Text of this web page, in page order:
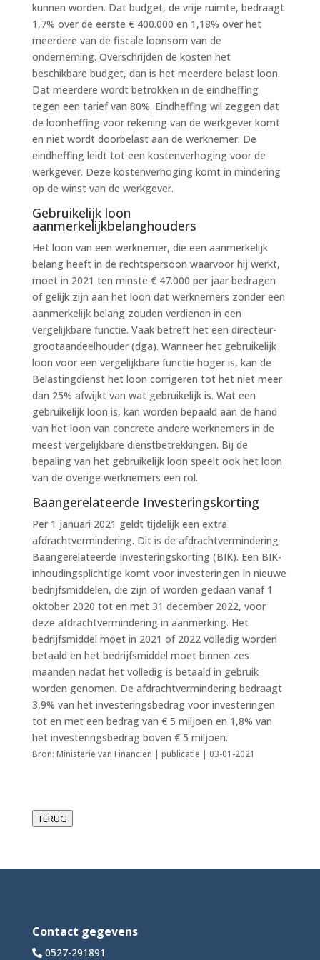
kunnen worden. Dat budget, de vrije ruimte, bedraagt
1,7% over de eerste € 400.000 en 1,18% over het
meerdere van de fiscale loonsom van de
onderneming. Overschrijden de kosten het
beschikbare budget, dan is het meerdere belast loon.
Dat meerdere wordt betrokken in de eindheffing
tegen een tarief van 80%. Eindheffing wil zeggen dat
de loonheffing voor rekening van de werkgever komt
en niet wordt doorbelast aan de werknemer. De
eindheffing leidt tot een kostenverhoging voor de
werkgever. Deze kostenverhoging komt in mindering
op de winst van de werkgever.
Gebruikelijk loon
aanmerkelijkbelanghouders
Het loon van een werknemer, die een aanmerkelijk
belang heeft in de rechtspersoon waarvoor hij werkt,
moet in 2021 ten minste € 47.000 per jaar bedragen
of gelijk zijn aan het loon dat werknemers zonder een
aanmerkelijk belang zouden verdienen in een
vergelijkbare functie. Vaak betreft het een directeur-
grootaandeelhouder (dga). Wanneer het gebruikelijk
loon voor een vergelijkbare functie hoger is, kan de
Belastingdienst het loon corrigeren tot het niet meer
dan 25% afwijkt van wat gebruikelijk is. Wat een
gebruikelijk loon is, kan worden bepaald aan de hand
van het loon van concrete andere werknemers in de
meest vergelijkbare dienstbetrekkingen. Bij de
bepaling van het gebruikelijk loon speelt ook het loon
van de overige werknemers een rol.
Baangerelateerde Investeringskorting
Per 1 januari 2021 geldt tijdelijk een extra
afdrachtvermindering. Dit is de afdrachtvermindering
Baangerelateerde Investeringskorting (BIK). Een BIK-
inhoudingsplichtige komt voor investeringen in nieuwe
bedrijfsmiddelen, die zijn of worden gedaan vanaf 1
oktober 2020 tot en met 31 december 2022, voor
deze afdrachtvermindering in aanmerking. Het
bedrijfsmiddel moet in 2021 of 2022 volledig worden
betaald en het bedrijfsmiddel moet binnen zes
maanden nadat het volledig is betaald in gebruik
worden genomen. De afdrachtvermindering bedraagt
3,9% van het investeringsbedrag voor investeringen
tot en met een bedrag van € 5 miljoen en 1,8% van
het investeringsbedrag boven € 5 miljoen.
Bron: Ministerie van Financiën | publicatie | 03-01-2021
TERUG
Contact gegevens
0527-291891